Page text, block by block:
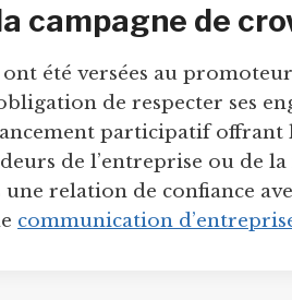
campagne de
ont été versées au
de respecter ses
participatif offrant
de l’entreprise ou de
relation de confiance
communication